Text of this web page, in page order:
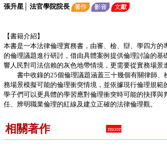
張升星│ 法官學院院長
【書籍介紹】
本書是一本法律倫理實務書，由審、檢、辯、學四方
的倫理議題進行研討，借由具體案例提供倫理討論的
響人民對司法信賴的灰色地帶情境，更需要從實務場景
書中收錄的25個倫理議題涵蓋三十幾個有關律師、
務場景模擬可能的倫理衝突情境，並依據現行倫理規
學子們可以更具體的學習應對倫理衝突時可能的抉擇
任、辨明職業倫理的紅線及建立正確的法律倫理觀。
相關著作 more